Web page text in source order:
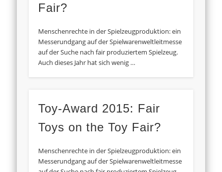
Fair?
Menschenrechte in der Spielzeugproduktion: ein
Messerundgang auf der Spielwarenweltleitmesse
auf der Suche nach fair produziertem Spielzeug.
Auch dieses Jahr hat sich wenig …
Toy-Award 2015: Fair
Toys on the Toy Fair?
Menschenrechte in der Spielzeugproduktion: ein
Messerundgang auf der Spielwarenweltleitmesse